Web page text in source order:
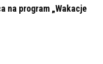
na program „Wakacje